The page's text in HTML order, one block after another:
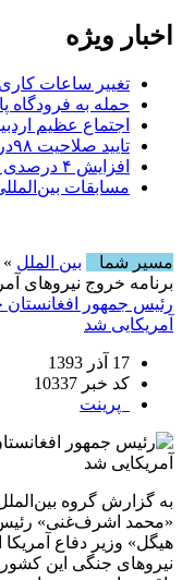
اخبار ویژه
تغییر ساعات کاری
حمله به فرودگاه
اجتماع عظیم
تایید صلاحیت ۹۸درصد نامزدهای شوراهای روستای اردبیل
افزایش ۴ درصدی تصادفات فوتی در جاده‌های اردبیل
مسابقات
مسیر شما
بین الملل
برنامه خروج نیروهای
رئیس جمهور افغانستان
آمریکایی شد
17 آذر 1393
کد خبر 10337
پرینت
به گزارش گروه
«محمد اشرف‌غنی»
هیگل» وزیر دفاع